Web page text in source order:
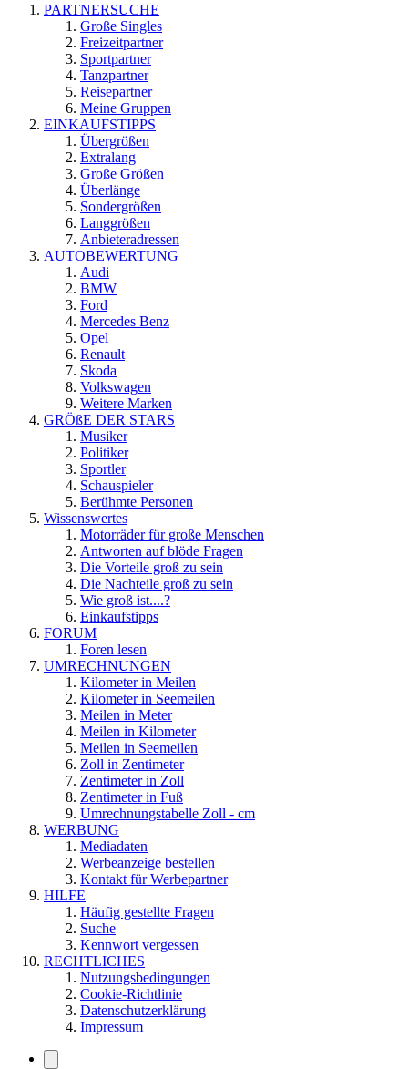
PARTNERSUCHE
Große Singles
Freizeitpartner
Sportpartner
Tanzpartner
Reisepartner
Meine Gruppen
EINKAUFSTIPPS
Übergrößen
Extralang
Große Größen
Überlänge
Sondergrößen
Langgrößen
Anbieteradressen
AUTOBEWERTUNG
Audi
BMW
Ford
Mercedes Benz
Opel
Renault
Skoda
Volkswagen
Weitere Marken
GRÖßE DER STARS
Musiker
Politiker
Sportler
Schauspieler
Berühmte Personen
Wissenswertes
Motorräder für große Menschen
Antworten auf blöde Fragen
Die Vorteile groß zu sein
Die Nachteile groß zu sein
Wie groß ist....?
Einkaufstipps
FORUM
Foren lesen
UMRECHNUNGEN
Kilometer in Meilen
Kilometer in Seemeilen
Meilen in Meter
Meilen in Kilometer
Meilen in Seemeilen
Zoll in Zentimeter
Zentimeter in Zoll
Zentimeter in Fuß
Umrechnungstabelle Zoll - cm
WERBUNG
Mediadaten
Werbeanzeige bestellen
Kontakt für Werbepartner
HILFE
Häufig gestellte Fragen
Suche
Kennwort vergessen
RECHTLICHES
Nutzungsbedingungen
Cookie-Richtlinie
Datenschutzerklärung
Impressum